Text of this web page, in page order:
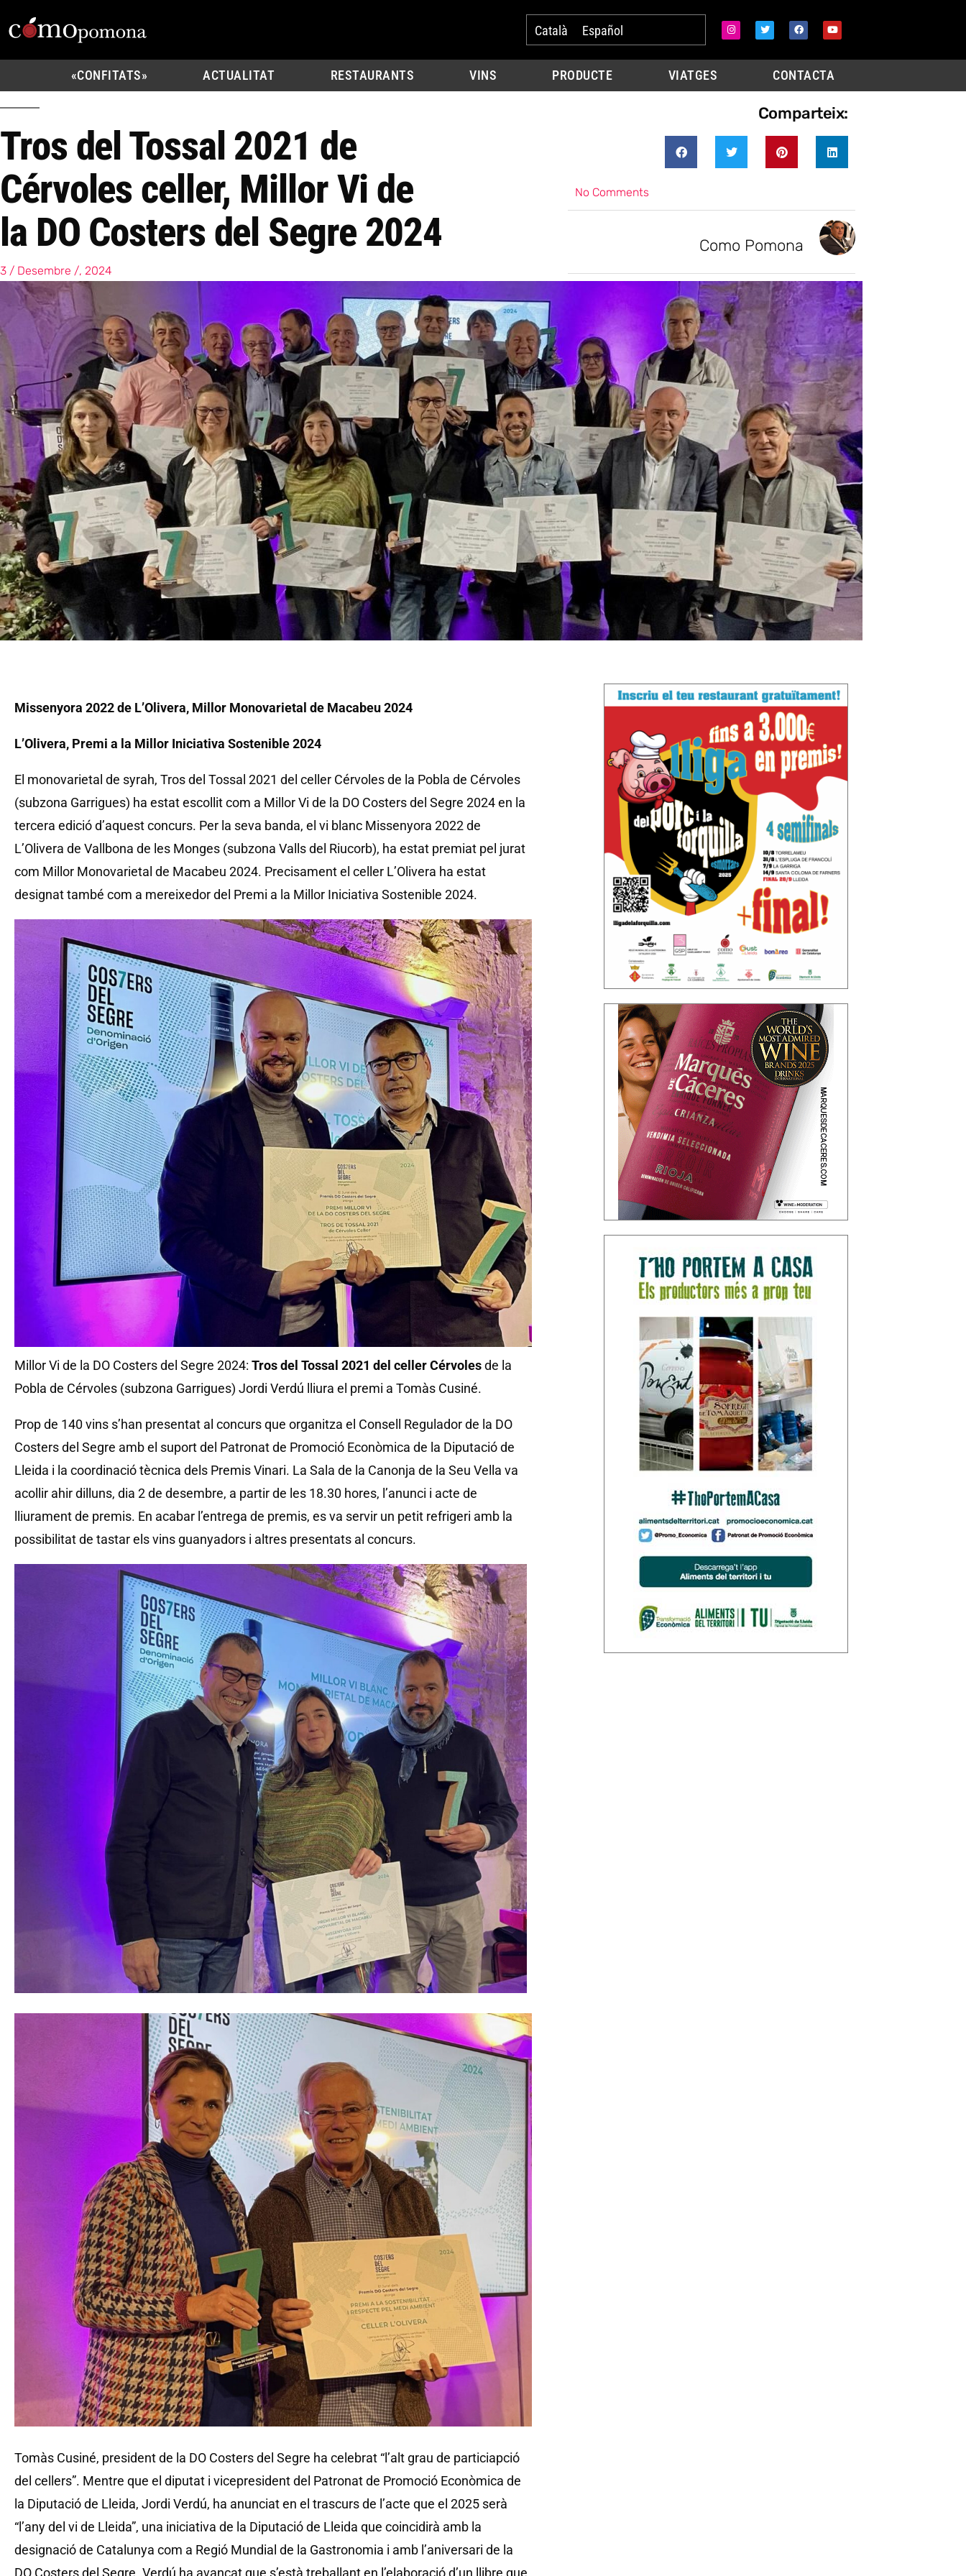
Català Español
«CONFITATS» ACTUALITAT RESTAURANTS VINS PRODUCTE VIATGES CONTACTA
Tros del Tossal 2021 de
Cérvoles celler, Millor Vi de
la DO Costers del Segre 2024
3 / Desembre /, 2024
Comparteix:
No Comments
Como Pomona
Missenyora 2022 de L’Olivera, Millor Monovarietal de Macabeu 2024
L’Olivera, Premi a la Millor Iniciativa Sostenible 2024
El monovarietal de syrah, Tros del Tossal 2021 del celler Cérvoles de la Pobla de Cérvoles
(subzona Garrigues) ha estat escollit com a Millor Vi de la DO Costers del Segre 2024 en la
tercera edició d’aquest concurs. Per la seva banda, el vi blanc Missenyora 2022 de
L’Olivera de Vallbona de les Monges (subzona Valls del Riucorb), ha estat premiat pel jurat
com Millor Monovarietal de Macabeu 2024. Precisament el celler L’Olivera ha estat
designat també com a mereixedor del Premi a la Millor Iniciativa Sostenible 2024.
Millor Vi de la DO Costers del Segre 2024: Tros del Tossal 2021 del celler Cérvolesde la
Pobla de Cérvoles (subzona Garrigues) Jordi Verdú lliura el premi a Tomàs Cusiné.
Prop de 140 vins s’han presentat al concurs que organitza el Consell Regulador de la DO
Costers del Segre amb el suport del Patronat de Promoció Econòmica de la Diputació de
Lleida i la coordinació tècnica dels Premis Vinari. La Sala de la Canonja de la Seu Vella va
acollir ahir dilluns, dia 2 de desembre, a partir de les 18.30 hores, l’anunci i acte de
lliurament de premis. En acabar l’entrega de premis, es va servir un petit refrigeri amb la
possibilitat de tastar els vins guanyadors i altres presentats al concurs.
Tomàs Cusiné, president de la DO Costers del Segre ha celebrat “l’alt grau de particiapció
del cellers”. Mentre que el diputat i vicepresident del Patronat de Promoció Econòmica de
la Diputació de Lleida, Jordi Verdú, ha anunciat en el trascurs de l’acte que el 2025 serà
“l’any del vi de Lleida”, una iniciativa de la Diputació de Lleida que coincidirà amb la
designació de Catalunya com a Regió Mundial de la Gastronomia i amb l’aniversari de la
DO Costers del Segre. Verdú ha avançat que s’està treballant en l’elaboració d’un llibre que